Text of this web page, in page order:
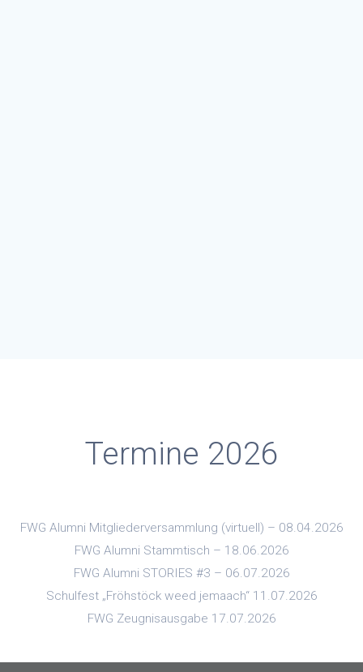
Termine 2026
FWG Alumni Mitgliederversammlung (virtuell) – 08.04.2026
FWG Alumni Stammtisch – 18.06.2026
FWG Alumni STORIES #3 – 06.07.2026
Schulfest „Fröhstöck weed jemaach“ 11.07.2026
FWG Zeugnisausgabe 17.07.2026